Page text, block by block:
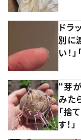
ドラ
別に
い！」
“芽
みた
「捨
す！」